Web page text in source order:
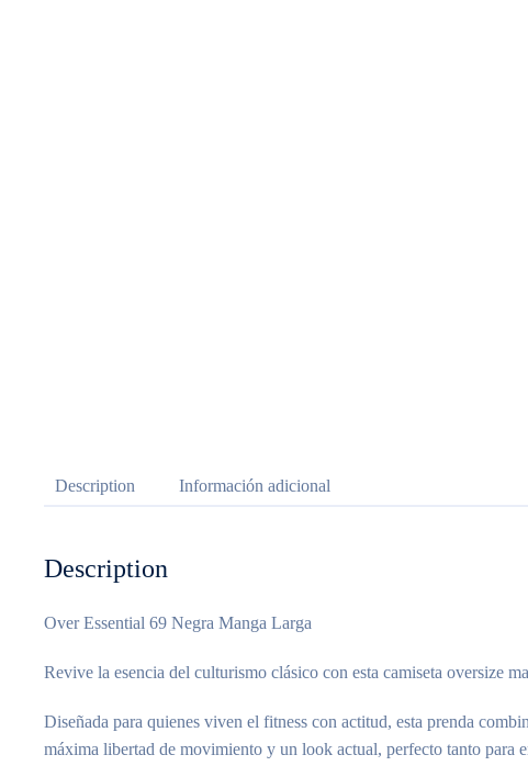
Description Información adicional
Description
Over Essential 69 Negra Manga Larga
Revive la esencia del culturismo clásico con esta camiseta oversize
Diseñada para quienes viven el fitness con actitud, esta prenda
máxima libertad de movimiento y un look actual, perfecto tanto para